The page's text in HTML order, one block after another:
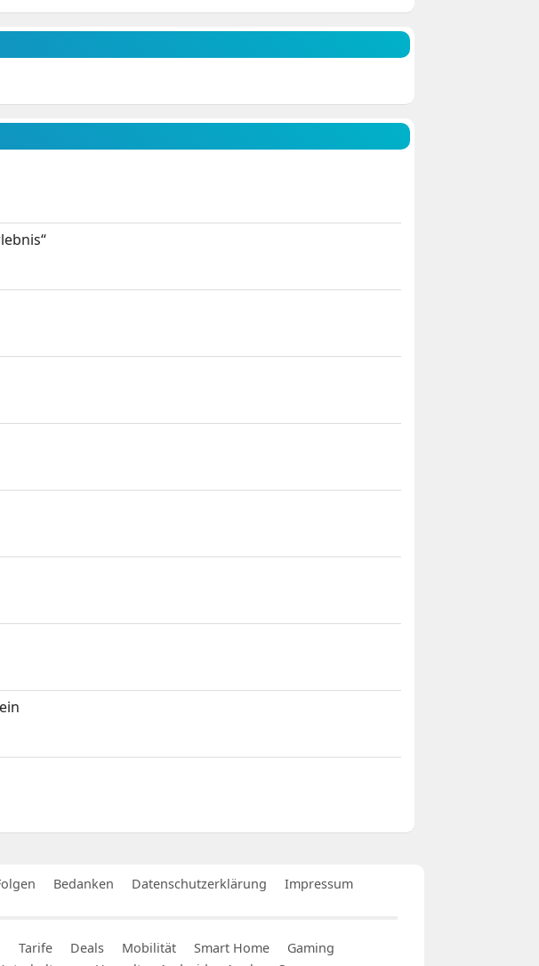
Bedanken Datenschutzerklärung
Impressum
Tarife Deals Mobilität Smart Home
Gaming